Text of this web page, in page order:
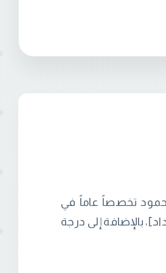
المستقبل. يحمل الدكتور محمود تخصصاً عاماً في
بالإضافة إلى درجة
الدكتور محمود له